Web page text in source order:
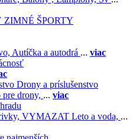
ZIMNÉ ŠPORTY
Autíčka a autodrá ... viac
Drony a príslušenstvo
pre drony, ... viac
VYMAZAT Leto a voda, ...